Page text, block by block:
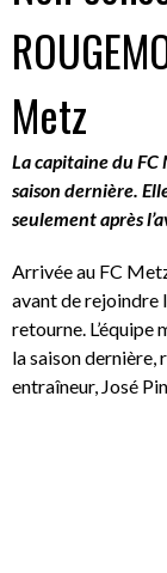
Metz
La capitaine du
saison dernière.
seulement après
Arrivée au FC
avant de rejoindre
retourne. L’équipe
la saison dernière,
entraîneur, José